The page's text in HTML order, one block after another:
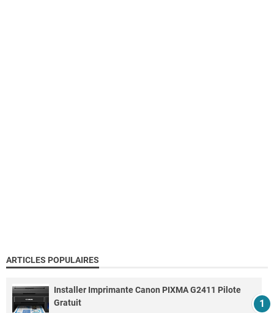
ARTICLES POPULAIRES
Installer Imprimante Canon PIXMA G2411 Pilote
Gratuit